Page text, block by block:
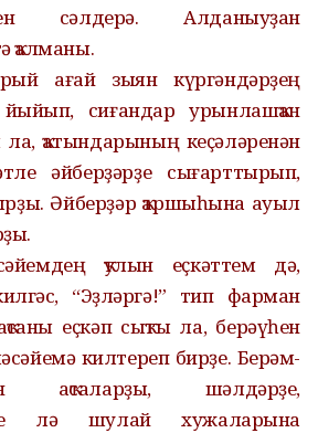
сәлдерә. Алданыуҙан
ҡалманы.
ағай зыян күргәндәрҙең
сиғандар урынлашҡан
ҡатындарының кеҫәләренән
әйберҙәрҙе сығарттырып,
Әйберҙәр ҡаршыһына ауыл
ҡулын еҫкәттем дә,
“Эҙләргә!” тип фарман
еҫкәп сыҡты ла, берәүһен
килтереп бирҙе. Берәм-
аҡсаларҙы, шәлдәрҙе,
лә шулай хужаларына